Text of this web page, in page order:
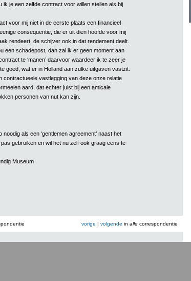
ik je een zelfde contract voor willen stellen als bij
voor mij niet in de eerste plaats een financieel
consequentie, die er uit dien hoofde voor mij
rendeert, de schijver ook in dat rendement deelt.
een schadepost, dan zal ik er geen moment aan
te ‘manen’ daarvoor waardeer ik te zeer je
goed, wat er in Holland aan zulke uitgaven vastzit.
contractueele vastlegging van deze onze relatie
aard, dat echter juist bij een amicale
personen van nut kan zijn.
als een ‘gentlemen agreement’ naast het
gebruiken en wil het nu zelf ook graag eens te
Museum
vorige | volgende in allecorrespondentie